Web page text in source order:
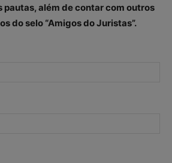
além de contar com outros
do selo “Amigos do Juristas”.